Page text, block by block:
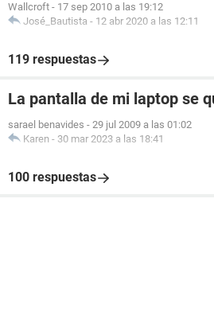
Wallcroft - 17 sep 2010 a las 19:12
José_Bautista - 12 abr 2020 a las 12:11
119 respuestas
La pantalla de mi laptop se
sarael benavides - 29 jul 2009 a las 01:02
Karen - 30 mar 2023 a las 18:41
100 respuestas